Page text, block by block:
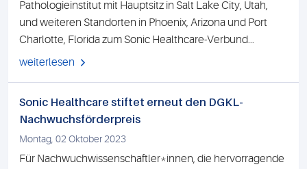
Pathologieinstitut mit Hauptsitz in Salt Lake City, Utah,
und weiteren Standorten in Phoenix, Arizona und Port
Charlotte, Florida zum Sonic Healthcare-Verbund...
weiterlesen
Sonic Healthcare stiftet erneut den DGKL-
Nachwuchsförderpreis
Montag, 02 Oktober 2023
Für Nachwuchwissenschaftler*innen, die hervorragende